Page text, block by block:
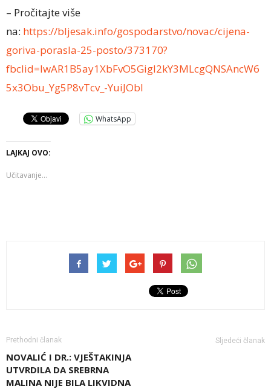
– Pročitajte više
na: https://bljesak.info/gospodarstvo/novac/cijena-
goriva-porasla-25-posto/373170?
fbclid=IwAR1B5ay1XbFvO5Gigl2kY3MLcgQNSAncW6
5x3Obu_Yg5P8vTcv_-YuiJObI
WhatsApp
LAJKAJ OVO:
Učitavanje...
Prethodni članak
NOVALIĆ I DR.: VJEŠTAKINJA
UTVRDILA DA SREBRNA
MALINA NIJE BILA LIKVIDNA
Sljedeći članak